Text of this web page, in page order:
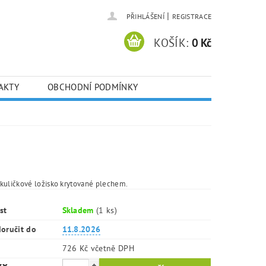
PŘIHLÁŠENÍ | REGISTRACE
KOŠÍK: 0 Kč
OBCHODNÍ PODMÍNKY
ložisko krytované plechem.
Skladem(1 ks)
do
11.8.2026
726 Kč včetně DPH